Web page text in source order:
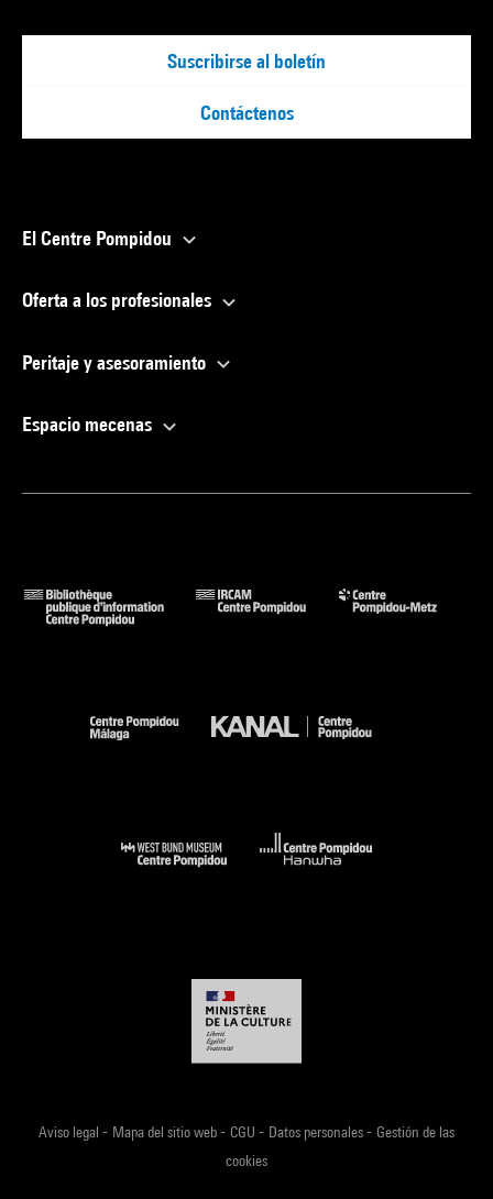
Suscribirse al boletín
Contáctenos
El Centre Pompidou
Oferta a los profesionales
Peritaje y asesoramiento
Espacio mecenas
Aviso legal - Mapa del sitio web- CGU - Datos personales- Gestión de las
cookies